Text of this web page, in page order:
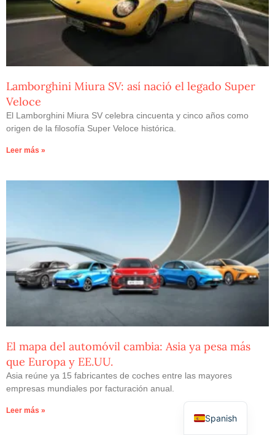
Lamborghini Miura SV: así nació el legado Super
Veloce
El Lamborghini Miura SV celebra cincuenta y cinco años como
origen de la filosofía Super Veloce histórica.
Leer más »
El mapa del automóvil cambia: Asia ya pesa más
que Europa y EE.UU.
Asia reúne ya 15 fabricantes de coches entre las mayores
empresas mundiales por facturación anual.
Leer más »
Spanish